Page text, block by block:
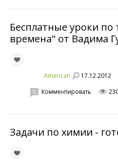
Бесплатные уроки по
времена" от Вадима
American 17.12.2012
Комментировать
Задачи по химии -